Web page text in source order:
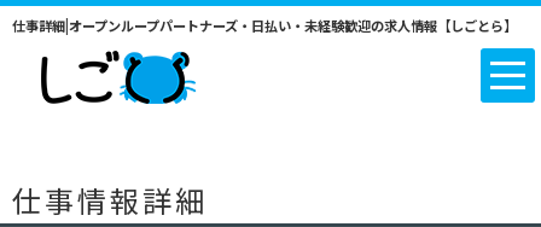
仕事詳細|オープンループパートナーズ・日払い・未経験歓迎の求人情報【しごとら】
仕事情報詳細